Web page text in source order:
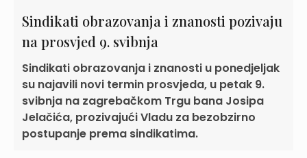
Sindikati obrazovanja i znanosti pozivaju
na prosvjed 9. svibnja
Sindikati obrazovanja i znanosti u ponedjeljak
su najavili novi termin prosvjeda, u petak 9.
svibnja na zagrebačkom Trgu bana Josipa
Jelačića, prozivajući Vladu za bezobzirno
postupanje prema sindikatima.